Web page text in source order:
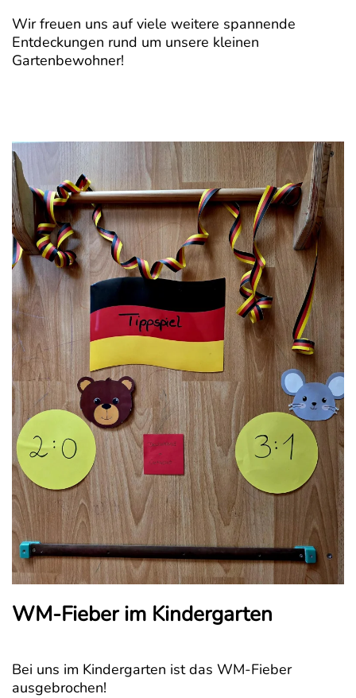
Wir freuen uns auf viele weitere spannende
Entdeckungen rund um unsere kleinen
Gartenbewohner!
WM-Fieber im Kindergarten
Bei uns im Kindergarten ist das WM-Fieber
ausgebrochen!